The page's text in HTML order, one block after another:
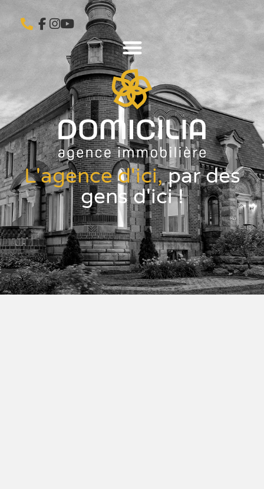
L'agence d'ici,par des
gens d'ici !